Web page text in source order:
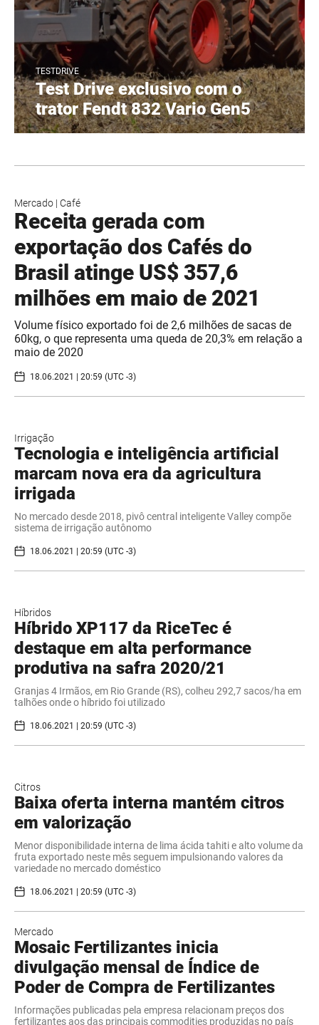
TESTDRIVE
Test Drive exclusivo com o
trator Fendt 832 Vario Gen5
Mercado | Café
Receita gerada com
exportação dos Cafés do
Brasil atinge US$ 357,6
milhões em maio de 2021
Volume físico exportado foi de 2,6 milhões de sacas de
60kg, o que representa uma queda de 20,3% em relação a
maio de 2020
18.06.2021 | 20:59 (UTC -3)
Irrigação
Tecnologia e inteligência artificial
marcam nova era da agricultura
irrigada
No mercado desde 2018, pivô central inteligente Valley compõe
sistema de irrigação autônomo
18.06.2021 | 20:59 (UTC -3)
Híbridos
Híbrido XP117 da RiceTec é
destaque em alta performance
produtiva na safra 2020/21
Granjas 4 Irmãos, em Rio Grande (RS), colheu 292,7 sacos/ha em
talhões onde o híbrido foi utilizado
18.06.2021 | 20:59 (UTC -3)
Citros
Baixa oferta interna mantém citros
em valorização
Menor disponibilidade interna de lima ácida tahiti e alto volume da
fruta exportado neste mês seguem impulsionando valores da
variedade no mercado doméstico
18.06.2021 | 20:59 (UTC -3)
Mercado
Mosaic Fertilizantes inicia
divulgação mensal de Índice de
Poder de Compra de Fertilizantes
Informações publicadas pela empresa relacionam preços dos
fertilizantes aos das principais commodities produzidas no país